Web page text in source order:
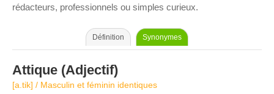
rédacteurs, professionnels ou simples curieux.
Définition Synonymes
Attique (Adjectif)
[a.tik] / Masculin et féminin identiques